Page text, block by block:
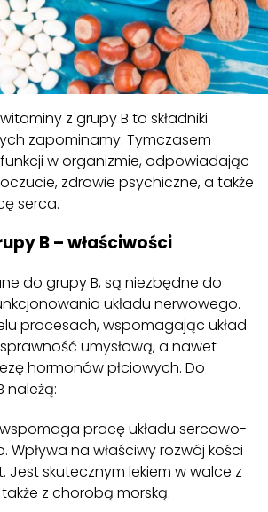
z grupy B to składniki
zapominamy. Tymczasem
w organizmie, odpowiadając
zdrowie psychiczne, a także
serca.
B – właściwości
do grupy B, są niezbędne do
układu nerwowego.
procesach, wspomagając układ
umysłową, a nawet
hormonów płciowych. Do
należą:
wspomaga pracę układu sercowo-
Wpływa na właściwy rozwój kości
Jest skutecznym lekiem w walce z
z chorobą morską.